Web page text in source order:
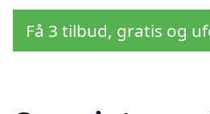
Få 3 tilbud, gratis og